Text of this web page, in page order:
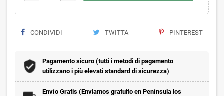
CONDIVIDI TWITTA PINTEREST
Pagamento sicuro (tutti i metodi di pagamento
utilizzano i più elevati standard di sicurezza)
Envío Gratis (Enviamos gratuito en Península los